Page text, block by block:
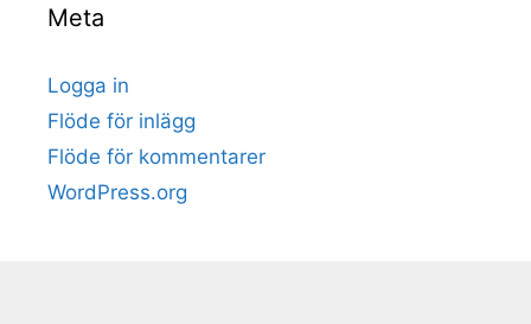
Meta
Logga in
Flöde för inlägg
Flöde för kommentarer
WordPress.org